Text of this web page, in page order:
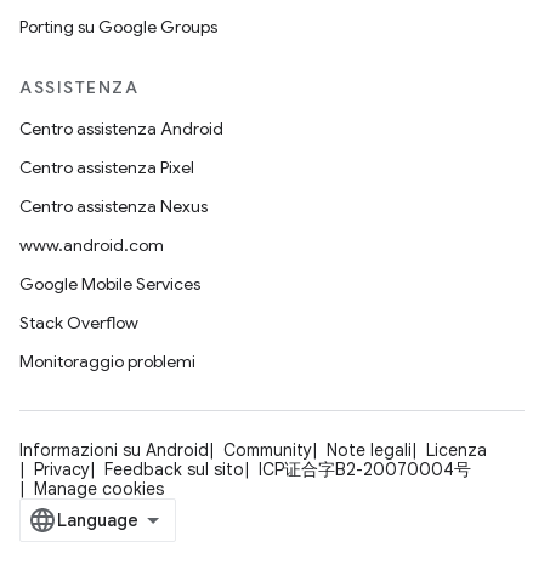
Porting su Google Groups
ASSISTENZA
Centro assistenza Android
Centro assistenza Pixel
Centro assistenza Nexus
www.android.com
Google Mobile Services
Stack Overflow
Monitoraggio problemi
Informazioni su Android Community Note legali
Licenza
Privacy
Feedback sul sito
ICP证合字B2-20070004号
Manage cookies